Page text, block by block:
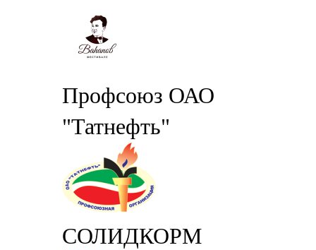
Профсоюз ОАО
"Татнефть"
СОЛИДКОРМ